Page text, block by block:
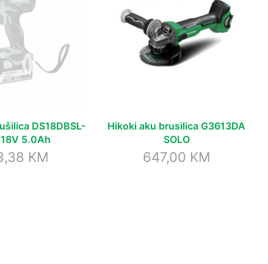
DS18DBSL-
5.0Ah
KM
Hikoki aku brusilica G3613DA
SOLO
647,00 KM